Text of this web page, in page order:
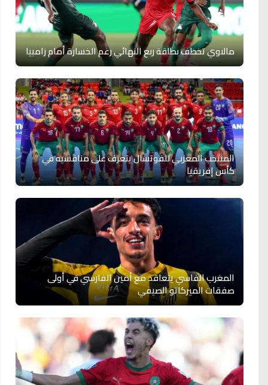
مالاوي تخطف بطاقة ربع النهائي رغم الخسارة أمام زامبيا
المنتخب المغربي للفوتسال يتعرف على منافسيه في
كأس إفريقيا
المغرب الفاسي يتعاقد مع أمين الفارسي في أولى
صفقات الميركاتو الصيفي